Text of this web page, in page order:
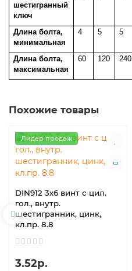
шестигранный
ключ
Длина болта,
минимальная
4 5 5
Длина болта,
максимальная
60 120 240
Похожие товары
Лидер продаж
DIN912 3х6 винт с цил.
гол., внутр.
шестигранник, цинк,
кл.пр. 8.8
3.52р.